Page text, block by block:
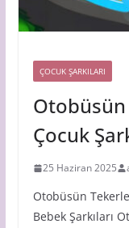
ÇOCUK ŞARKILARI
Çocuk
25 Haziran 2025
Otobüsün
Bebek Şarkıları